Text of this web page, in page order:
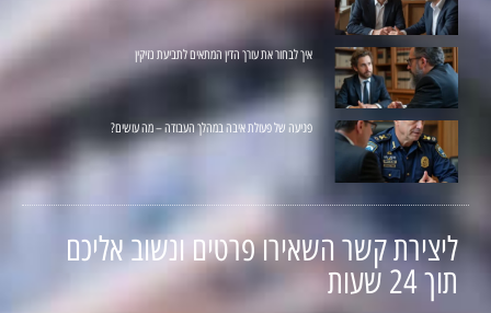
איך לבחור את עורך הדין המתאים לתביעת נזיקין
פגיעה של פעולת איבה במהלך העבודה – מה עושים?
ליצירת קשר השאירו פרטים ונשוב אליכם
תוך 24 שעות